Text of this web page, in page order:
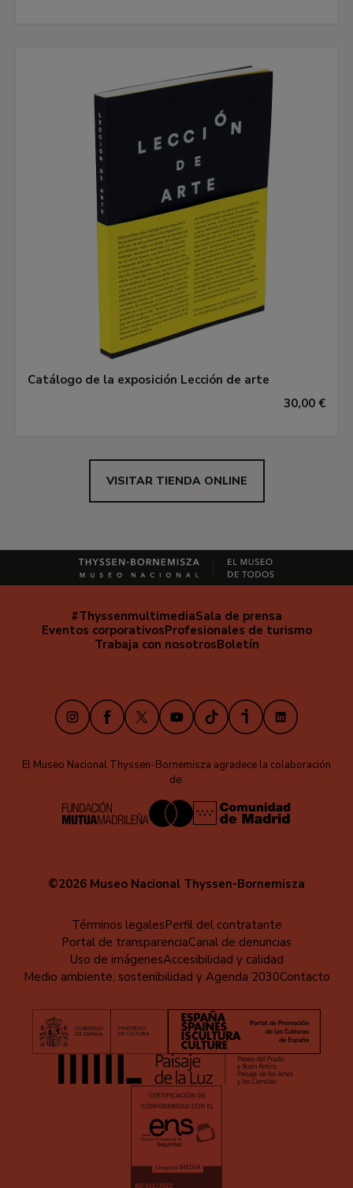
Catálogo de la exposición Lección de arte
30,00 €
VISITAR TIENDA ONLINE
Navegación
secundaria
#ThyssenmultimediaSala de prensa
Eventos corporativosProfesionales de turismo
Trabaja con nosotrosBoletín
InstagramFacebook
X YoutubeTikTokiVooxLinkedIn
El Museo Nacional Thyssen-Bornemisza agradece la colaboración
de:
©2026 Museo Nacional Thyssen-Bornemisza
pie
Términos legalesPerfil del contratante
Portal de transparenciaCanal de denuncias
Uso de imágenesAccesibilidad y calidad
Medio ambiente, sostenibilidad y Agenda 2030Contacto